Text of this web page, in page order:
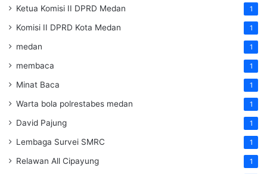
Ketua Komisi II DPRD Medan 1
Komisi II DPRD Kota Medan 1
medan 1
membaca 1
Minat Baca 1
Warta bola polrestabes medan 1
David Pajung 1
Lembaga Survei SMRC 1
Relawan All Cipayung 1